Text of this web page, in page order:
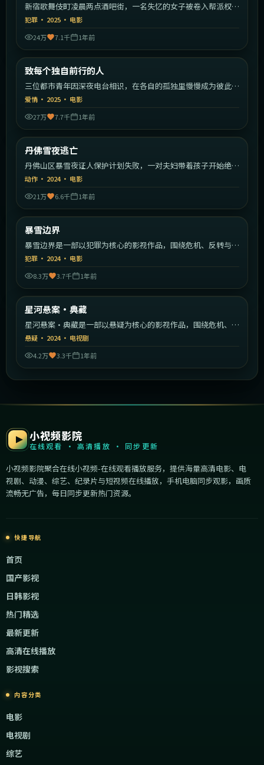
新宿歌舞伎町凌晨两点酒吧街，一名失忆的女子被卷入帮派权力
斗争。
犯罪 · 2025 · 电影
24万
7.1千 1年前
最新
致每个独自前行的人
三位都市青年因深夜电台相识，在各自的孤独里慢慢成为彼此的
灯塔。
爱情 · 2025 · 电影
27万
7.7千 1年前
最新
丹佛雪夜逃亡
丹佛山区暴雪夜证人保护计划失败，一对夫妇带着孩子开始绝命
逃亡。
动作 · 2024· 电影
21万
6.6千 1年前
最新
暴雪边界
暴雪边界是一部以犯罪为核心的影视作品，围绕危机、反转与人
物成长展开，整体节奏紧凑，值得推荐观看。
犯罪 · 2024· 电影
8.3万
3.7千 1年前
最新
星河悬案·典藏
星河悬案·典藏是一部以悬疑为核心的影视作品，围绕危机、反
转与人物成长展开，整体节奏紧凑，值得推荐观看。
悬疑 · 2024· 电视剧
4.2万
3.3千 1年前
小视频影院
在线观看 · 高清播放 · 同步更新
小视频影院聚合在线小视频-在线观看播放服务，提供海量高清电影、电
视剧、动漫、综艺、纪录片与短视频在线播放，手机电脑同步观影，画质
流畅无广告，每日同步更新热门资源。
快捷导航
首页
国产影视
日韩影视
热门精选
最新更新
高清在线播放
影视搜索
内容分类
电影
电视剧
综艺